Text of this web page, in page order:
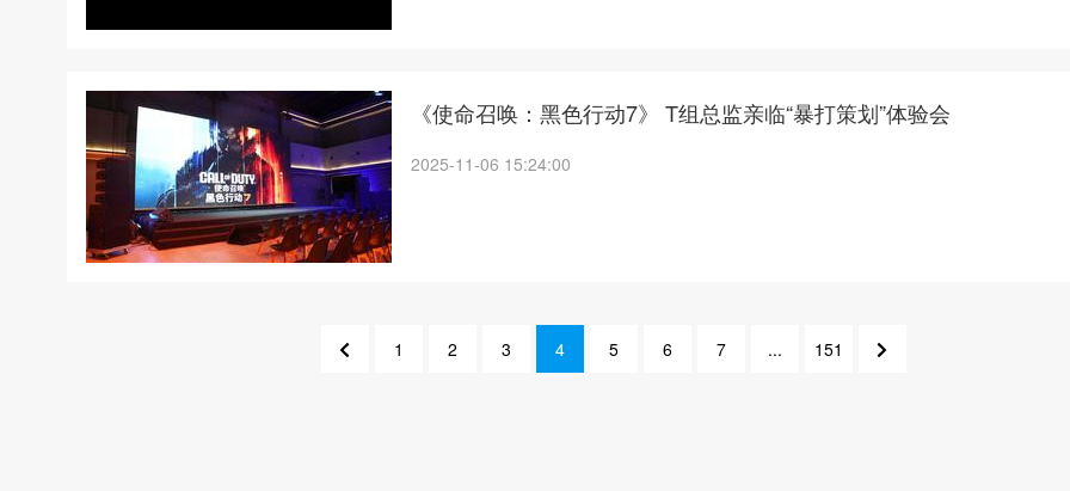
《使命召唤：黑色行动7》 T组总监亲临“暴打策划”体验会
2025-11-06 15:24:00
3 1 2 3 4 5 6 7 ...
8 151 5